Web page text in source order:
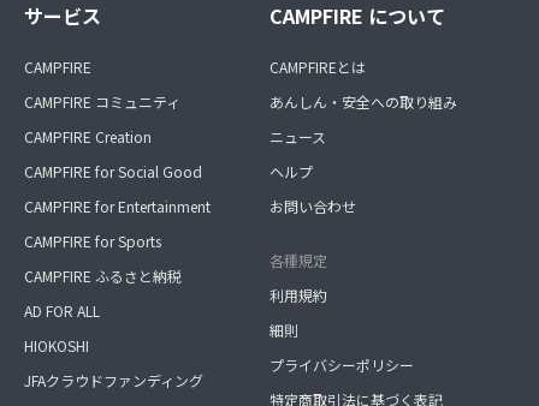
サービス
CAMPFIRE
CAMPFIRE コミュニティ
CAMPFIRE Creation
CAMPFIRE for Social Good
CAMPFIRE for Entertainment
CAMPFIRE for Sports
CAMPFIRE ふるさと納税
AD FOR ALL
HIOKOSHI
JFAクラウドファンディング
CAMPFIRE について
CAMPFIREとは
あんしん・安全への取り組み
ニュース
ヘルプ
お問い合わせ
各種規定
利用規約
細則
プライバシーポリシー
特定商取引法に基づく表記